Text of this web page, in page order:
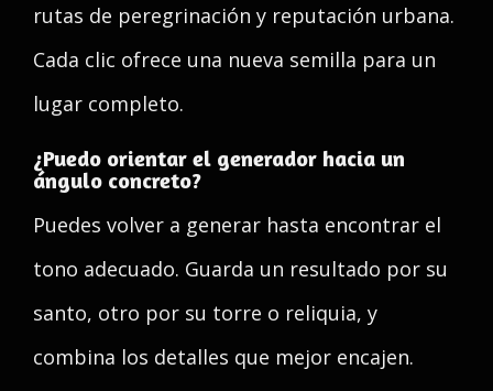
rutas de peregrinación y reputación urbana.
Cada clic ofrece una nueva semilla para un
lugar completo.
¿Puedo orientar el generador hacia un
ángulo concreto?
Puedes volver a generar hasta encontrar el
tono adecuado. Guarda un resultado por su
santo, otro por su torre o reliquia, y
combina los detalles que mejor encajen.